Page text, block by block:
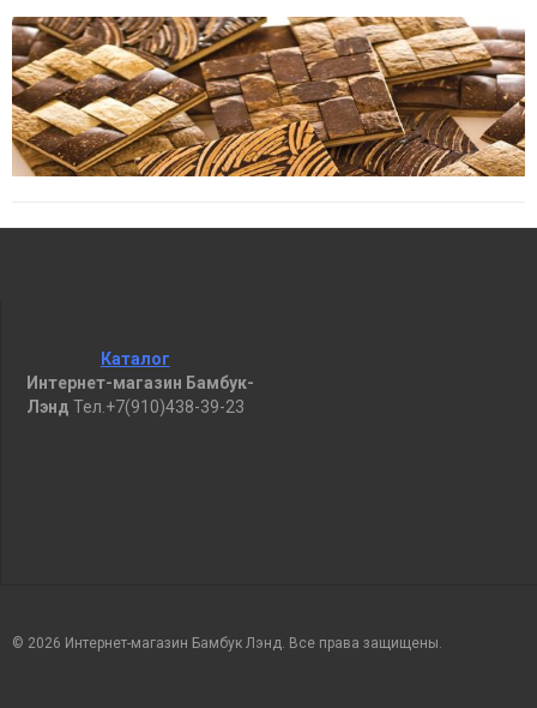
Каталог
Интернет-магазин Бамбук-
Лэнд Тел.+7(910)438-39-23
© 2026 Интернет-магазин Бамбук Лэнд. Все права защищены.